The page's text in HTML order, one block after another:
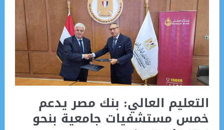
التعليم العالي: بنك مصر يدعم
خمس مستشفيات جامعية بنحو